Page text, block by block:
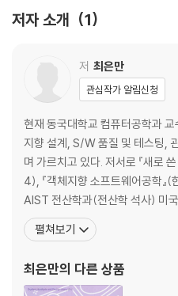
2 품질 보증
05 소프트웨어 공학의 발전
CHAPTER 02 프로세스와 방법론
01 소프트웨어 생명주기
02 프로세스
1 프로세스 정의
2 프로세스와 품질
03 전통적인 모델
2 프로토타이핑 모델
3 점증적 모델과 진화적 모델
저자 소개 1
저 최은만
관심작가 알림신청
현재 동국대학교 컴퓨터공학과
지향 설계, S/W 품질 및 테스팅,
며 가르치고 있다. 저서로 『새로
4), 『객체지향 소프트웨어공학』(한
AIST 전산학과(전산학 석사) 미
(컴퓨터과학 박사) 한국표준과학
밭대 강사 DACOM 주임연구원
수 베일러대 컴퓨터과학과 방문교수
펼쳐보기
최은만의 다른 상품